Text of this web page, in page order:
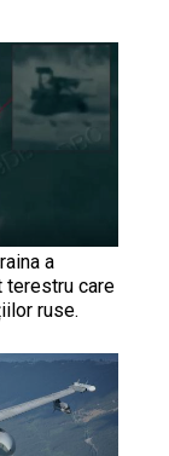
pe
e folosit rar,
accelerează
ucrainenii
e
dar
dronă de 55
nou de
BMPT
la
dronelor
26 și
ale
de
a
terestru care
ruse.